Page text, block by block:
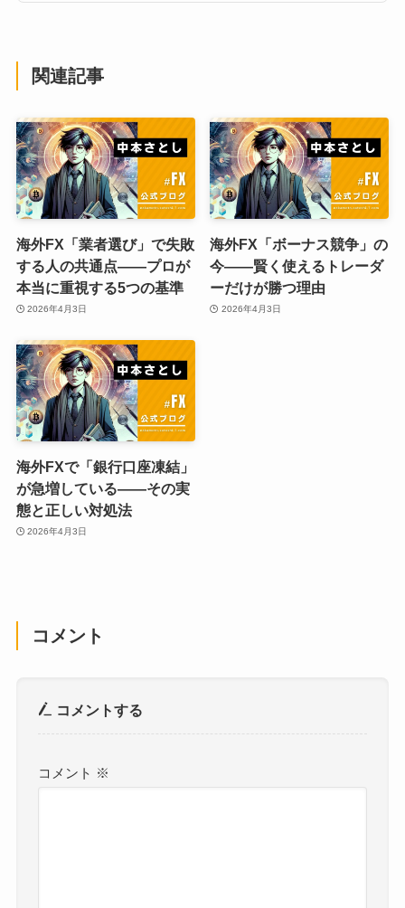
関連記事
海外FX「業者選び」で失敗
する人の共通点——プロが
本当に重視する5つの基準
2026年4月3日
海外FX「ボーナス競争」の
今——賢く使えるトレーダ
ーだけが勝つ理由
2026年4月3日
海外FXで「銀行口座凍結」
が急増している——その実
態と正しい対処法
2026年4月3日
コメント
コメントする
コメント ※